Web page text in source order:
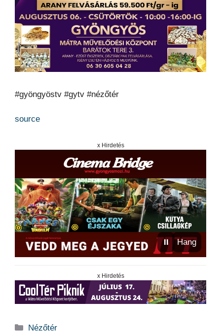
#gyöngyöstv #gytv #nézőtér
source
x Hirdetés
⏸ Hang
x Hirdetés
Kategória
Nézőtér